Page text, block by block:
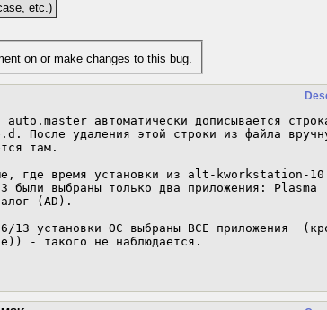
etc.)
on or make changes to this bug.
автоматически дописывается
После удаления этой строки из файла
там.
где время установки из alt-kworkstation-
выбраны только два приложения: Plasma
(AD).
13 установки ОС выбраны ВСЕ приложения
- такого не наблюдается.